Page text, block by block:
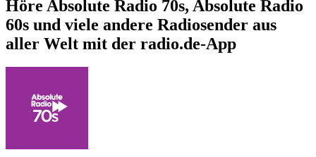
Höre Absolute Radio 70s, Absolute Radio
60s und viele andere Radiosender aus
aller Welt mit der radio.de-App